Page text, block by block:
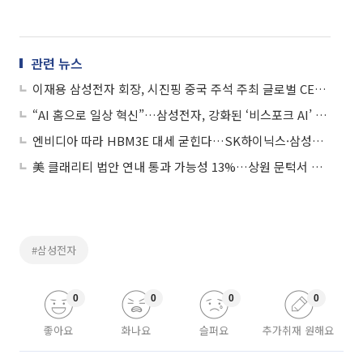
관련 뉴스
이재용 삼성전자 회장, 시진핑 중국 주석 주최 글로벌 CEO 회동 참석
“AI 홈으로 일상 혁신”…삼성전자, 강화된 ‘비스포크 AI’ 신제품 라인업 공개
엔비디아 따라 HBM3E 대세 굳힌다…SK하이닉스·삼성전자 양산 시계는
美 클래리티 법안 연내 통과 가능성 13%…상원 문턱서 제동
#삼성전자
좋아요
0
화나요
0
슬퍼요
0
추가취재 원해요
0